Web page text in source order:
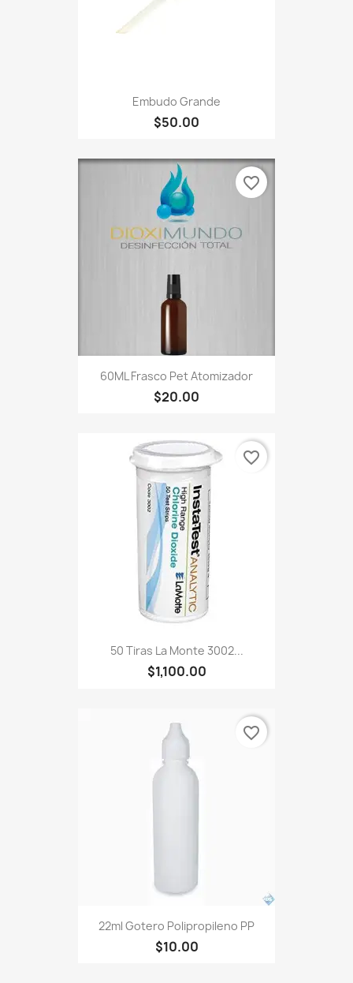
Embudo Grande
$50.00
60ML Frasco Pet Atomizador
$20.00
favorite_border
50 Tiras La Monte 3002...
$1,100.00
favorite_border
22ml Gotero Polipropileno PP
$10.00
favorite_border